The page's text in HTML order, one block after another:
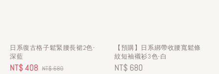
日系復古格子鬆緊腰長裙2色-
深藍
Sale
NT$ 408 Regular
NT$ 680
【預購】日系綁帶收腰寬鬆條
紋短袖襯衫3色-白
Regular
NT$ 680